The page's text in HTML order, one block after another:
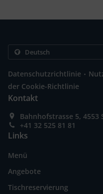
Datenschutzrichtlinie .
der Cookie-Richtlinie
Kontakt
Bahnhofstrasse 5, 4553
+41 32 525 81 81
Links
Menü
Angebote
Tischreservierung